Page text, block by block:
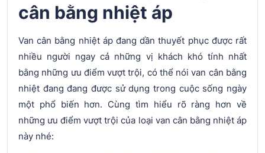
cân bằng nhiệt áp
Van cân bằng nhiệt áp đang dần thuyết phục được rất
nhiều người ngay cả những vị khách khó tính nhất
bằng những ưu điểm vượt trội, có thể nói van cân bằng
nhiệt đang đang được sử dụng trong cuộc sống ngày
một phổ biến hơn. Cùng tìm hiểu rõ ràng hơn về
những ưu điểm vượt trội của loại van cân bằng nhiệt áp
này nhé: